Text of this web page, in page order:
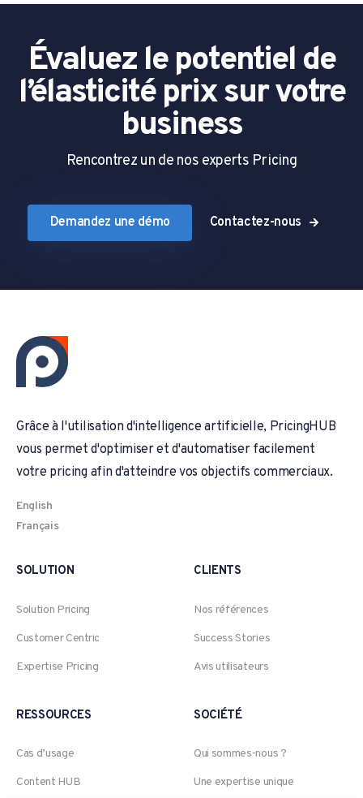
Évaluez le potentiel de
l’élasticité prix sur votre
business
Rencontrez un de nos experts Pricing
Demandez une démo Contactez-nous
Grâce à l'utilisation d'intelligence artificielle, PricingHUB
vous permet d'optimiser et d'automatiser facilement
votre pricing afin d'atteindre vos objectifs commerciaux.
English
Français
SOLUTION
Solution Pricing
Customer Centric
Expertise Pricing
CLIENTS
Nos références
Success Stories
Avis utilisateurs
RESSOURCES
Cas d’usage
Content HUB
SOCIÉTÉ
Qui sommes-nous ?
Une expertise unique